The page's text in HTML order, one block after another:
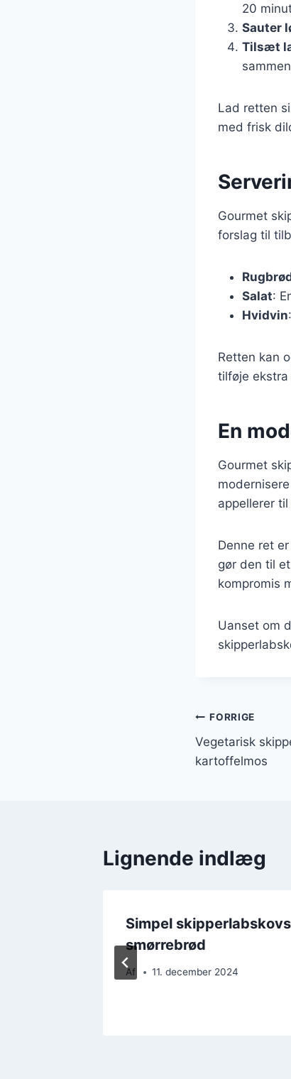
20
Sauter
Tilsæt
Lad retten
med frisk
Gourmet
forslag til
Salat:
Hvidvin
Retten kan
tilføje
En
Gourmet
appellerer
Denne ret
gør den til
kompromis
Uanset om
FORRIGE
Vegetarisk
kartoffelmos
Lignende indlæg
Simpel
smørrebrød
Af 11. december 2024